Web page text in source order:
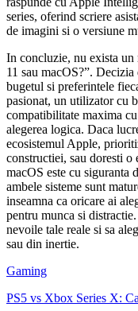
series, oferind scriere
de imagini si o versiune
In concluzie, nu exista un
11 sau macOS?”.
bugetul si preferintele
pasionat, un utilizator cu
compatibilitate maxima
alegerea logica. Daca
ecosistemul Apple,
constructiei, sau doresti o
macOS este cu siguranta
ambele sisteme sunt
inseamna ca oricare ai
pentru munca si
nevoile tale reale si sa
sau din inertie.
Gaming
PS5 vs Xbox Series X: